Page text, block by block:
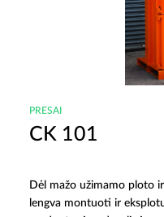
PRESAI
CK 101
Dėl mažo užimamo ploto
lengva montuoti ir